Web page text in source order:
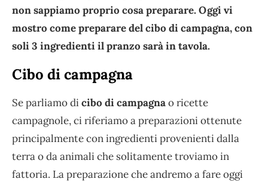
non sappiamo proprio cosa preparare. Oggi vi
mostro come preparare del cibo di campagna, con
soli 3 ingredienti il pranzo sarà in tavola.
Cibo di campagna
Se parliamo dicibo di campagnao ricette
campagnole, ci riferiamo a preparazioni ottenute
principalmente con ingredienti provenienti dalla
terra o da animali che solitamente troviamo in
fattoria. La preparazione che andremo a fare oggi